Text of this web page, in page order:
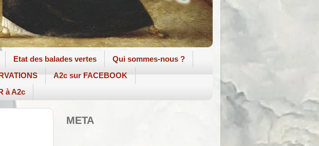
Etat des balades vertes
Qui sommes-nous ?
A2c sur FACEBOOK
à A2c
META